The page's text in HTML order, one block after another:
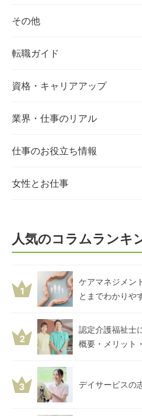
その他
転職ガイド
資格・キャリアアップ
業界・仕事のリアル
仕事のお役立ち情報
女性とお仕事
人気のコラムランキ
1
ケアマネジメン
とまでわかりや
2
認定介護福祉士
概要・メリット
3 デイサービスの